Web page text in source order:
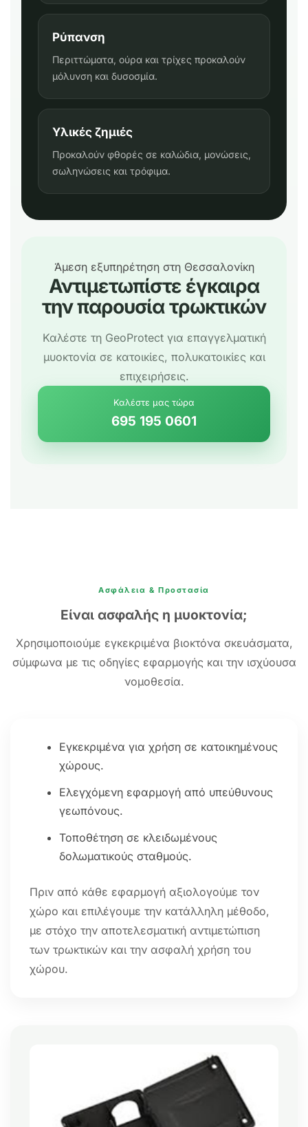
Ρύπανση
Περιττώματα, ούρα και τρίχες προκαλούν
μόλυνση και δυσοσμία.
Υλικές ζημιές
Προκαλούν φθορές σε καλώδια, μονώσεις,
σωληνώσεις και τρόφιμα.
Άμεση εξυπηρέτηση στη Θεσσαλονίκη
Αντιμετωπίστε έγκαιρα
την παρουσία τρωκτικών
Καλέστε τη GeoProtect για επαγγελματική
μυοκτονία σε κατοικίες, πολυκατοικίες και
επιχειρήσεις.
Καλέστε μας τώρα
695 195 0601
Ασφάλεια & Προστασία
Είναι ασφαλής η μυοκτονία;
Χρησιμοποιούμε εγκεκριμένα βιοκτόνα σκευάσματα,
σύμφωνα με τις οδηγίες εφαρμογής και την ισχύουσα
νομοθεσία.
Εγκεκριμένα για χρήση σε κατοικημένους
χώρους.
Ελεγχόμενη εφαρμογή από υπεύθυνους
γεωπόνους.
Τοποθέτηση σε κλειδωμένους
δολωματικούς σταθμούς.
Πριν από κάθε εφαρμογή αξιολογούμε τον
χώρο και επιλέγουμε την κατάλληλη μέθοδο,
με στόχο την αποτελεσματική αντιμετώπιση
των τρωκτικών και την ασφαλή χρήση του
χώρου.